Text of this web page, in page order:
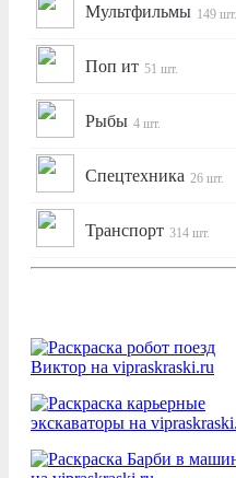
Мультфильмы 149 шт.
Поп ит 51 шт.
Рыбы 4 шт.
Спецтехника 26 шт.
Транспорт 314 шт.